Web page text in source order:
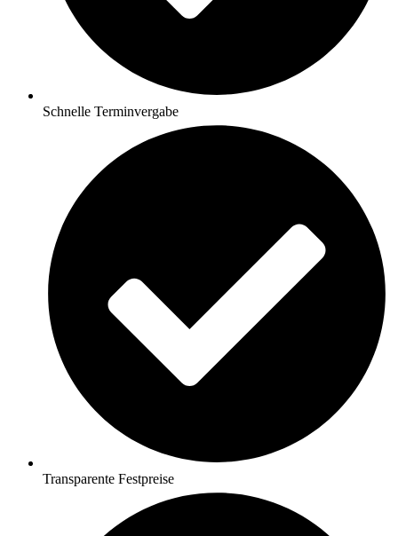
Schnelle Terminvergabe
Transparente Festpreise